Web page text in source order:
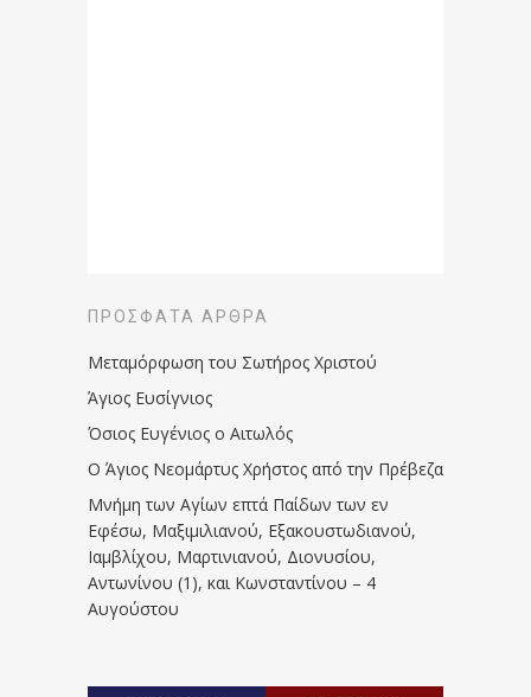
ΠΡΌΣΦΑΤΑ ΆΡΘΡΑ
Μεταμόρφωση του Σωτήρος Χριστού
Άγιος Ευσίγνιος
Όσιος Ευγένιος ο Αιτωλός
Ο Άγιος Νεομάρτυς Χρήστος από την Πρέβεζα
Μνήμη των Aγίων επτά Παίδων των εν
Eφέσω, Mαξιμιλιανού, Eξακουστωδιανού,
Iαμβλίχου, Mαρτινιανού, Διονυσίου,
Aντωνίνου (1), και Kωνσταντίνου – 4
Αυγούστου